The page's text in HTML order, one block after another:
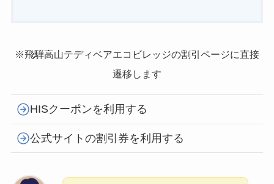
※飛騨高山テディベアエコビレッジの割引ページに直接
遷移します
HISクーポンを利用する
公式サイトの割引券を利用する